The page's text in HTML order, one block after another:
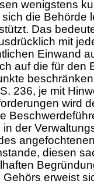
wenigstens
die Behörde
Das
mit
Einwand
auf die für den
236, je mit
wird
in der
diesen
Gehörs erweist